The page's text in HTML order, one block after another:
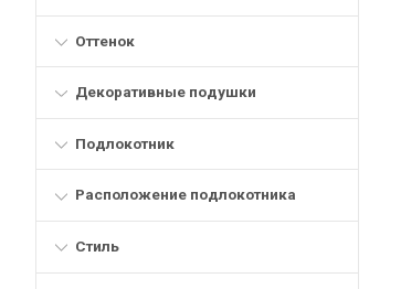
Оттенок
Декоративные подушки
Подлокотник
Расположение подлокотника
Стиль